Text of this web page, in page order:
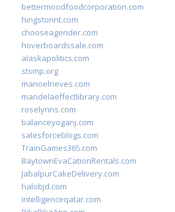
bettermoodfoodcorporation.com
hingstonnt.com
chooseagender.com
hoverboardssale.com
alaskapolitics.com
stsmp.org
manoelneves.com
mandelaeffectlibrary.com
roselynns.com
balanceyoganj.com
salesforceblogs.com
TrainGames365.com
BaytownEvaCationRentals.com
JabalpurCakeDelivery.com
halobjd.com
intelligenceqatar.com